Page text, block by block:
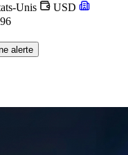
Unis
USD
alerte